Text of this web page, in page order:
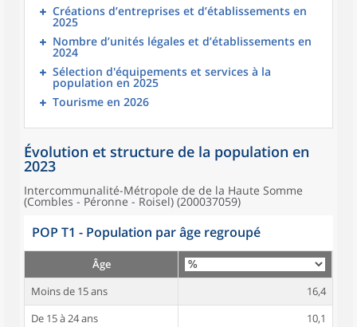
Créations d’entreprises et d’établissements en
2025
Nombre d’unités légales et d’établissements en
2024
Sélection d'équipements et services à la
population en 2025
Tourisme en 2026
Évolution et structure de la population en
2023
Intercommunalité-Métropole de de la Haute Somme
(Combles - Péronne - Roisel) (200037059)
POP T1 - Population par âge regroupé
Âge
Moins de 15 ans
16,4
De 15 à 24 ans
10,1